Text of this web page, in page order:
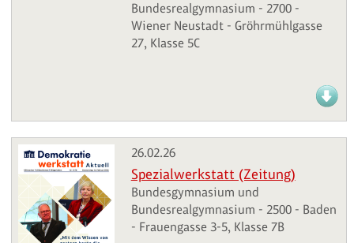
Bundesrealgymnasium - 2700 -
Wiener Neustadt - Gröhrmühlgasse
27, Klasse 5C
26.02.26
Spezialwerkstatt (Zeitung)
Bundesgymnasium und
Bundesrealgymnasium - 2500 - Baden
- Frauengasse 3-5, Klasse 7B